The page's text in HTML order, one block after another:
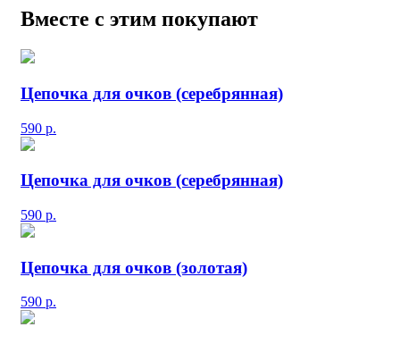
Вместе с этим покупают
Цепочка для очков (серебрянная)
590 р.
Цепочка для очков (серебрянная)
590 р.
Цепочка для очков (золотая)
590 р.